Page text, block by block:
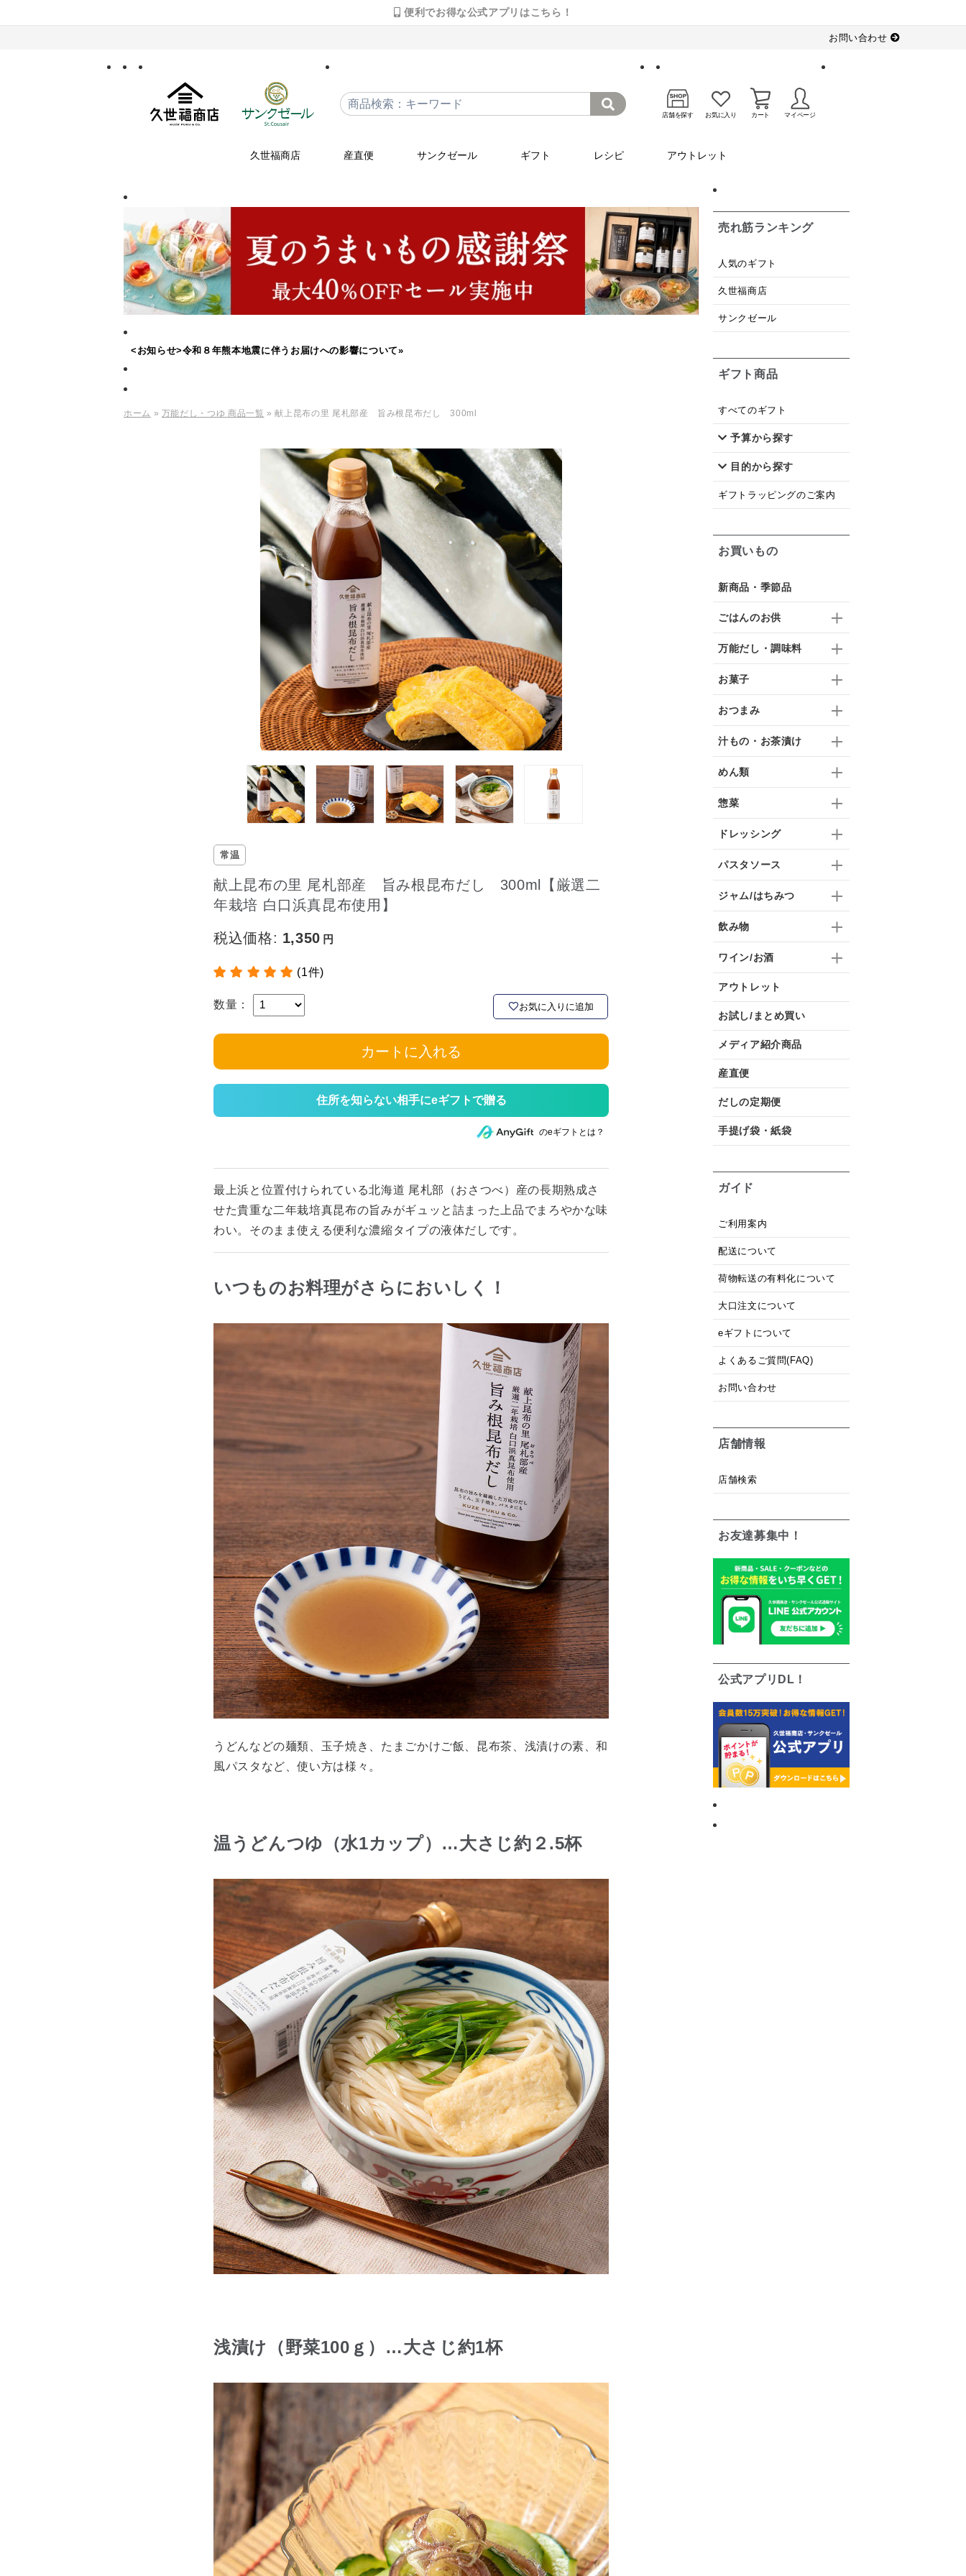
便利でお得な公式アプリはこちら！
お問い合わせ
店舗を探す お気に入り カート マイページ
久世福商店 産直便 サンクゼール ギフト レシピ アウトレット
<お知らせ>令和８年熊本地震に伴うお届けへの影響について»
ホーム » 万能だし・つゆ 商品一覧 » 献上昆布の里 尾札部産 旨み根昆布だし 300ml
常温
献上昆布の里 尾札部産 旨み根昆布だし 300ml【厳選二
年栽培 白口浜真昆布使用】
税込価格: 1,350
(1件)
数量： お気に入りに追加
カートに入れる
住所を知らない相手にeギフトで贈る
のeギフトとは？
最上浜と位置付けられている北海道 尾札部（おさつべ）産の長期熟成さ
せた貴重な二年栽培真昆布の旨みがギュッと詰まった上品でまろやかな味
わい。そのまま使える便利な濃縮タイプの液体だしです。
いつものお料理がさらにおいしく！
うどんなどの麺類、玉子焼き、たまごかけご飯、昆布茶、浅漬けの素、和
風パスタなど、使い方は様々。
温うどんつゆ（水1カップ）…大さじ約２.5杯
浅漬け（野菜100ｇ）…大さじ約1杯
売れ筋ランキング
人気のギフト
久世福商店
サンクゼール
ギフト商品
すべてのギフト
予算から探す
目的から探す
ギフトラッピングのご案内
お買いもの
新商品・季節品
ごはんのお供
万能だし・調味料
お菓子
おつまみ
汁もの・お茶漬け
めん類
惣菜
ドレッシング
パスタソース
ジャム/はちみつ
飲み物
ワイン/お酒
アウトレット
お試し/まとめ買い
メディア紹介商品
産直便
だしの定期便
手提げ袋・紙袋
ガイド
ご利用案内
配送について
荷物転送の有料化について
大口注文について
eギフトについて
よくあるご質問(FAQ)
お問い合わせ
店舗情報
店舗検索
お友達募集中！
公式アプリDL！